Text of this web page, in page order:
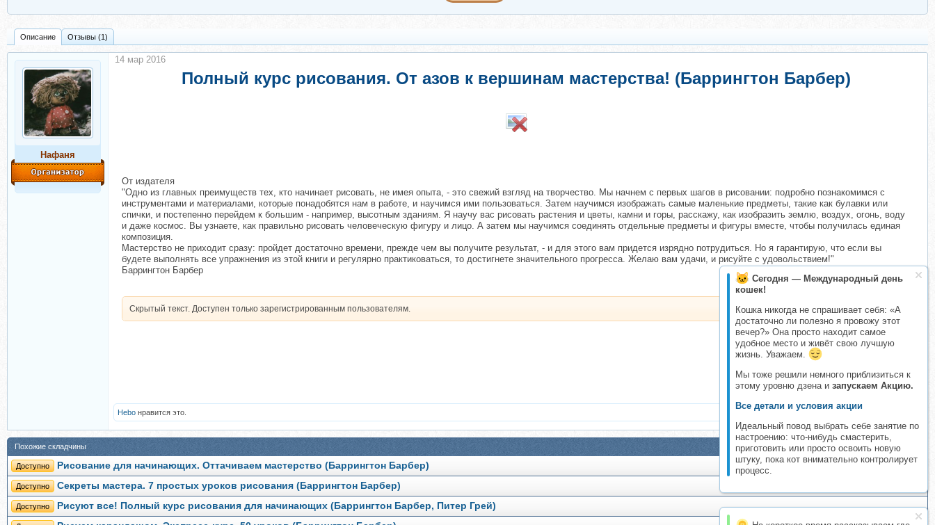
Сегодня — Международный день
кошек!
Кошка никогда не спрашивает себя: «А
достаточно ли полезно я провожу этот
вечер?» Она просто находит самое
удобное место и живёт свою лучшую
жизнь. Уважаем.
Мы тоже решили немного приблизиться к
этому уровню дзена и запускаем Акцию.
Все детали и условия акции
Идеальный повод выбрать себе занятие по
настроению: что-нибудь смастерить,
приготовить или просто освоить новую
штуку, пока кот внимательно контролирует
процесс.
Описание Отзывы (1)
Нафаня
Полный курс рисования. От азов к вершинам мастерства! (Баррингтон Барбер)
От издателя
"Одно из главных преимуществ тех, кто начинает рисовать, не имея опыта, - это свежий взгляд на творчество. Мы начнем с первых шагов в рисовании: подробно познакомимся с
инструментами и материалами, которые понадобятся нам в работе, и научимся ими пользоваться. Затем научимся изображать самые маленькие предметы, такие как булавки или
спички, и постепенно перейдем к большим - например, высотным зданиям. Я научу вас рисовать растения и цветы, камни и горы, расскажу, как изобразить землю, воздух, огонь, воду
и даже космос. Вы узнаете, как правильно рисовать человеческую фигуру и лицо. А затем мы научимся соединять отдельные предметы и фигуры вместе, чтобы получилась единая
композиция.
Мастерство не приходит сразу: пройдет достаточно времени, прежде чем вы получите результат, - и для этого вам придется изрядно потрудиться. Но я гарантирую, что если вы
будете выполнять все упражнения из этой книги и регулярно практиковаться, то достигнете значительного прогресса. Желаю вам удачи, и рисуйте с удовольствием!"
Баррингтон Барбер
Скрытый текст. Доступен только зарегистрированным пользователям.
14 мар 2016
Hebo нравится это.
Похожие складчины
Доступно Рисование для начинающих. Оттачиваем мастерство (Баррингтон Барбер)
Доступно Секреты мастера. 7 простых уроков рисования (Баррингтон Барбер)
Доступно Рисуют все! Полный курс рисования для начинающих (Баррингтон Барбер, Питер Грей)